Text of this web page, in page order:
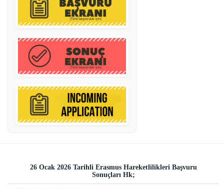
26 Ocak 2026 Tarihli Erasmus Hareketlilikleri Başvuru
Sonuçları Hk;